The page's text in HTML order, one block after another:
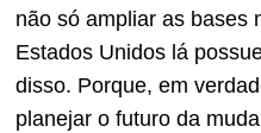
não só ampliar as bases
Estados Unidos lá
disso. Porque, em
planejar o futuro da